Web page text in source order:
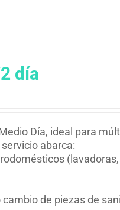
día
Día, ideal para
abarca:
de piezas de